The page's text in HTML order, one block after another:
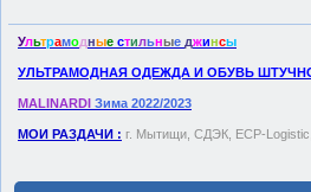
Ультрамодные стильные джинсы
УЛЬТРАМОДНАЯ ОДЕЖДА И ОБУВЬ
MALINARDI Зима 2022/2023
МОИ РАЗДАЧИ : г. Мытищи, СДЭК, ECP-